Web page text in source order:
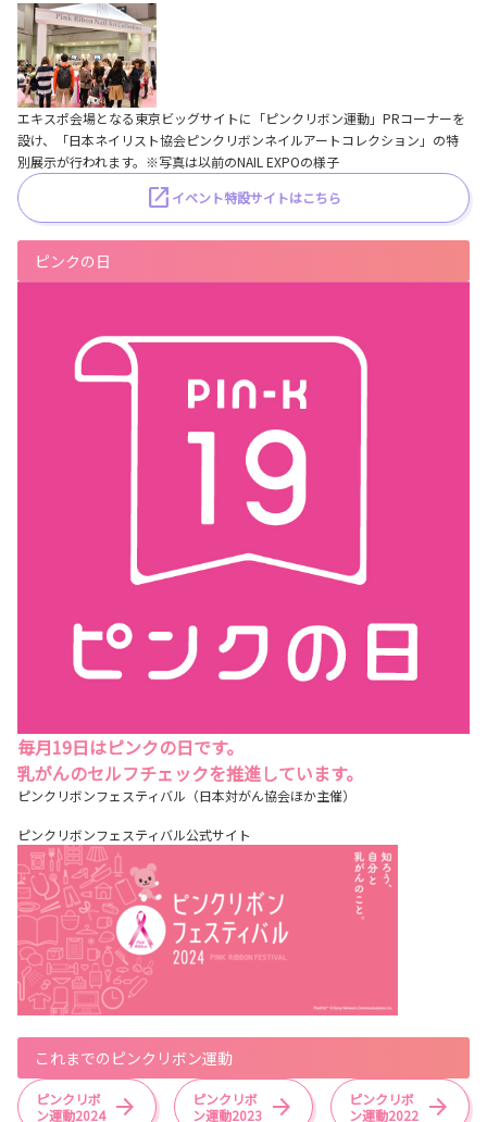
エキスポ会場となる東京ビッグサイトに「ピンクリボン運動」PRコーナーを
設け、「日本ネイリスト協会ピンクリボンネイルアートコレクション」の特
別展示が行われます。※写真は以前のNAIL EXPOの様子
イベント特設サイトはこちら
ピンクの日
毎月19日はピンクの日です。
乳がんのセルフチェックを推進しています。
ピンクリボンフェスティバル（日本対がん協会ほか主催）
ピンクリボンフェスティバル公式サイト
これまでのピンクリボン運動
ピンクリボ
ン運動2024
ピンクリボ
ン運動2023
ピンクリボ
ン運動2022